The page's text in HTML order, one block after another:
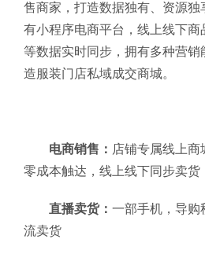
售商家，打造数据独有、资源独
有小程序电商平台，线上线下
等数据实时同步，拥有多种营
造服装门店私域成交商城。
电商销售： 店铺专属线上商
零成本触达，线上线下同步卖货
直播卖货： 一部手机，导购
流卖货